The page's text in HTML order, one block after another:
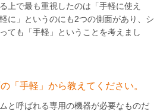
上で最も重視したのは「手軽に使え
に」というのにも2つの側面があり、シ
ても「手軽」ということを考えまし
「手軽」から教えてください。
と呼ばれる専用の機器が必要なものだ